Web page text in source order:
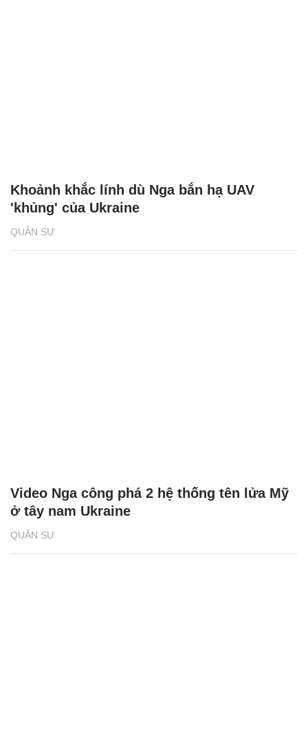
QUÂN SỰ
Khoảnh khắc lính dù Nga bắn hạ UAV
'khủng' của Ukraine
QUÂN SỰ
Video Nga công phá 2 hệ thống tên lửa Mỹ
ở tây nam Ukraine